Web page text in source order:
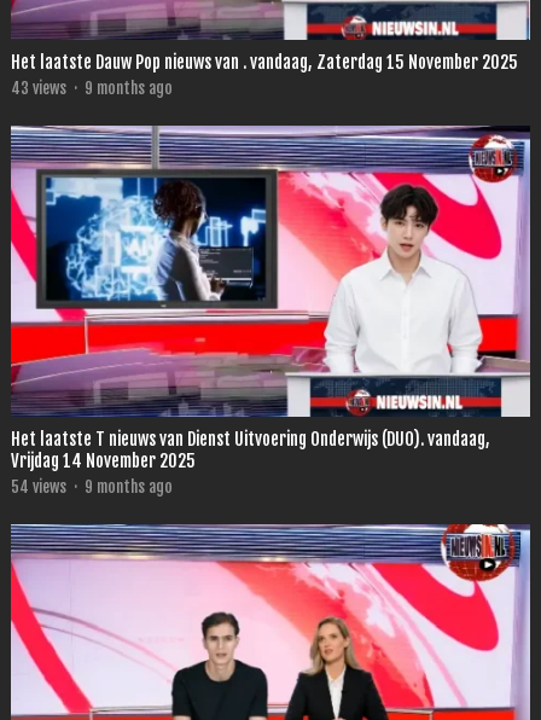
Het laatste Dauw Pop nieuws van . vandaag, Zaterdag 15 November 2025
43 views · 9 months ago
Het laatste T nieuws van Dienst Uitvoering Onderwijs (DUO). vandaag,
Vrijdag 14 November 2025
54 views · 9 months ago